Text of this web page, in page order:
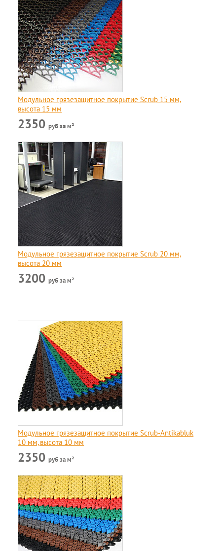
Модульное грязезащитное покрытие Scrub 15 мм,
высота 15 мм
2350руб за м²
Модульное грязезащитное покрытие Scrub 20 мм,
высота 20 мм
3200руб за м²
Модульное грязезащитное покрытие Scrub-Antikabluk
10 мм, высота 10 мм
2350руб за м²